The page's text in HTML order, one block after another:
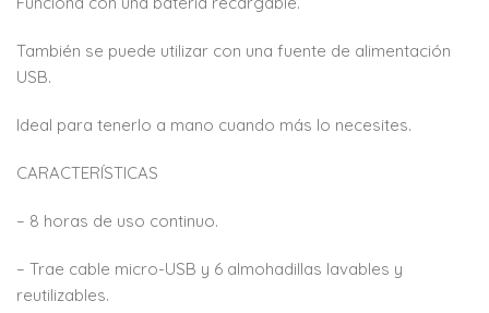
También se puede utilizar con una fuente de alimentación
USB.
Ideal para tenerlo a mano cuando más lo necesites.
CARACTERÍSTICAS
– 8 horas de uso continuo.
– Trae cable micro-USB y 6 almohadillas lavables y
reutilizables.